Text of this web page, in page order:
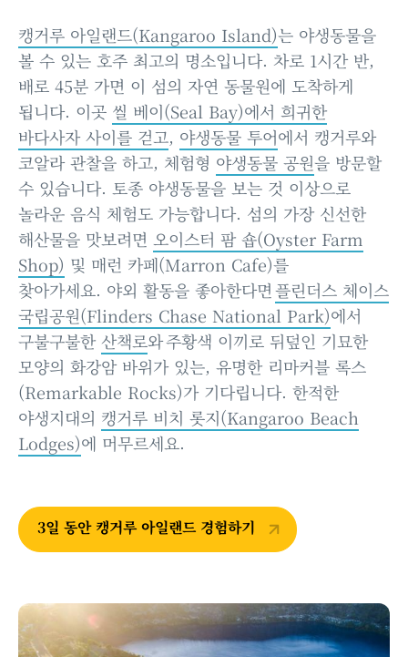
캥거루 아일랜드(Kangaroo Island)는 야생동물을
볼 수 있는 호주 최고의 명소입니다. 차로 1시간 반,
배로 45분 가면 이 섬의 자연 동물원에 도착하게
됩니다. 이곳 씰 베이(Seal Bay)에서 희귀한
바다사자 사이를 걷고, 야생동물 투어에서 캥거루와
코알라 관찰을 하고, 체험형 야생동물 공원을 방문할
수 있습니다. 토종 야생동물을 보는 것 이상으로
놀라운 음식 체험도 가능합니다. 섬의 가장 신선한
해산물을 맛보려면 오이스터 팜 숍(Oyster Farm
Shop) 및 매런 카페(Marron Cafe)를
찾아가세요. 야외 활동을 좋아한다면플린더스 체이스
국립공원(Flinders Chase National Park)에서
구불구불한 산책로와 주황색 이끼로 뒤덮인 기묘한
모양의 화강암 바위가 있는, 유명한 리마커블 록스
(Remarkable Rocks)가 기다립니다. 한적한
야생지대의 캥거루 비치 롯지(Kangaroo Beach
Lodges)에 머무르세요.
3일 동안 캥거루 아일랜드 경험하기